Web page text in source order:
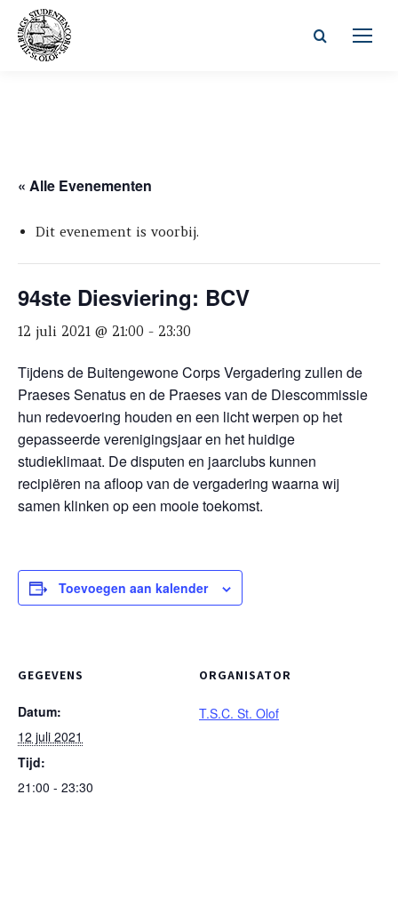
Zoeken:
« Alle Evenementen
Dit evenement is voorbij.
94ste Diesviering: BCV
12 juli 2021 @ 21:00 - 23:30
Tijdens de Buitengewone Corps Vergadering zullen de
Praeses Senatus en de Praeses van de Diescommissie
hun redevoering houden en een licht werpen op het
gepasseerde verenigingsjaar en het huidige
studieklimaat. De disputen en jaarclubs kunnen
recipiëren na afloop van de vergadering waarna wij
samen klinken op een mooie toekomst.
Toevoegen aan kalender
GEGEVENS
Datum:
12 juli 2021
Tijd:
21:00 - 23:30
ORGANISATOR
T.S.C. St. Olof